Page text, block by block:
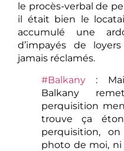
le procès-verbal de
il était bien le
accumulé une
d’impayés de
jamais réclamés.
#Balkany :
Balkany
perquisition
trouve ça
perquisition,
photo de moi,